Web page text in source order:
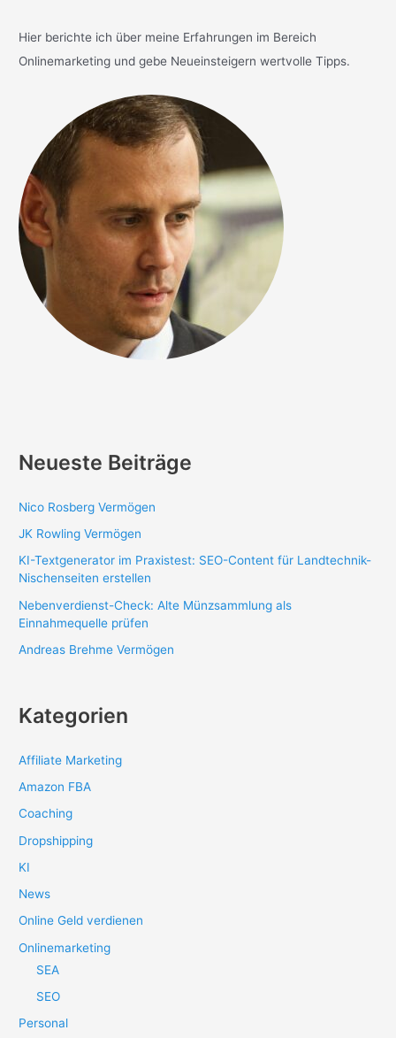
Hier berichte ich über meine Erfahrungen im Bereich
Onlinemarketing und gebe Neueinsteigern wertvolle Tipps.
Neueste Beiträge
Nico Rosberg Vermögen
JK Rowling Vermögen
KI-Textgenerator im Praxistest: SEO-Content für Landtechnik-
Nischenseiten erstellen
Nebenverdienst-Check: Alte Münzsammlung als
Einnahmequelle prüfen
Andreas Brehme Vermögen
Kategorien
Affiliate Marketing
Amazon FBA
Coaching
Dropshipping
KI
News
Online Geld verdienen
Onlinemarketing
SEA
SEO
Personal